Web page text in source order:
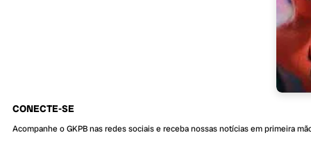
CONECTE-SE
Acompanhe o GKPB nas redes sociais e receba nossas notícias em primeira